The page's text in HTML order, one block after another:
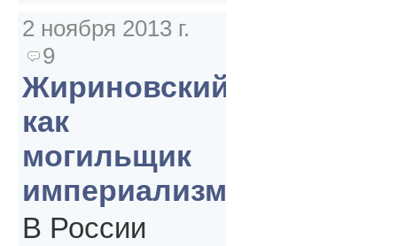
2 ноября 2013 г.
9
Жириновский
как
могильщик
империализма
В России